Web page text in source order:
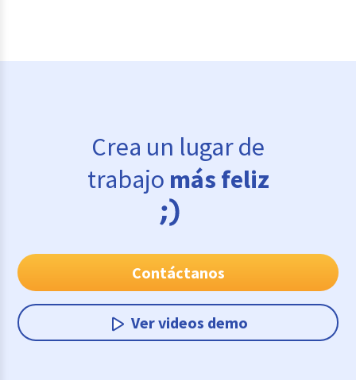
Crea un lugar de
trabajo más feliz
Contáctanos
Ver videos demo